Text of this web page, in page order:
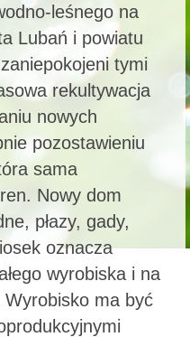
leśnego na
Lubań i powiatu
tymi
rekultywacja
nowych
pozostawieniu
sama
Nowy dom
płazy, gady,
oznacza
wyrobiska i na
Wyrobisko ma być